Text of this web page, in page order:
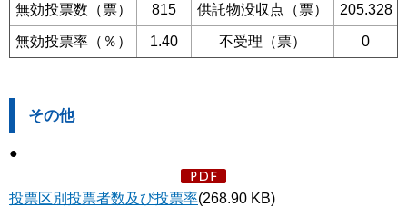
無効投票数（票） 815 供託物没収点（票） 205.328
無効投票率（％） 1.40 不受理（票） 0
その他
●
投票区別投票者数及び投票率(268.90 KB)